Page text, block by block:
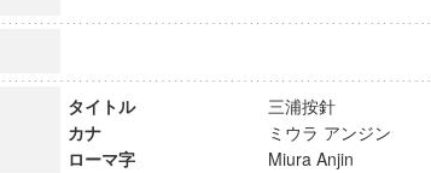
タイトル
三浦按針
カナ
ミウラ アンジン
ローマ字
Miura Anjin